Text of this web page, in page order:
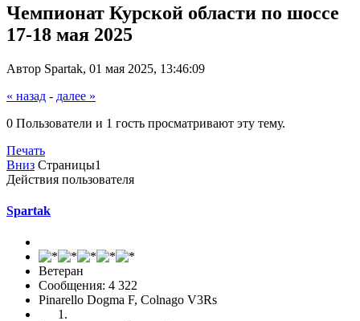
Чемпионат Курской области по шоссе
17-18 мая 2025
Автор Spartak, 01 мая 2025, 13:46:09
« назад - далее »
0 Пользователи и 1 гость просматривают эту тему.
Печать
Вниз Страницы1
Действия пользователя
Spartak
Ветеран
Сообщения: 4 322
Pinarello Dogma F, Colnago V3Rs